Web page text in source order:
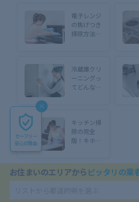
電子レンジ
の焦げつき
掃除方法！
汚れに効か
せるコツ】
冷蔵庫クリ
ーニングっ
てどんなサ
金を徹底解
説
キッチン掃
除の完全
版！キホン
ッチリ網羅
【おすすめもっと見る
お住まいのエリアから ピッタリの業
セーフリー
安心の理由